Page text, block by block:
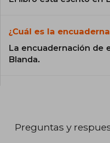
¿Cuál es la
La encuadernación de
Blanda.
Preguntas y